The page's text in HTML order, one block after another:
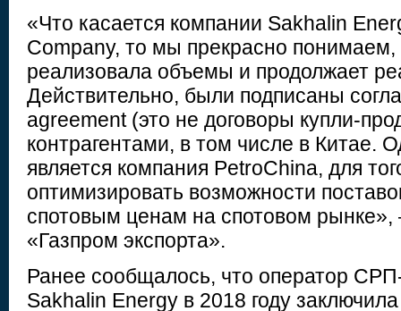
«Что касается компании Sakhalin
Company, то мы прекрасно
реализовала объемы и продолжает
Действительно, были подписаны
agreement (это не договоры купли-
контрагентами, в том числе в Китае.
является компания PetroChina, для
оптимизировать возможности
спотовым ценам на спотовом рынке»,
«Газпром экспорта».
Ранее сообщалось, что оператор
Sakhalin Energy в 2018 году